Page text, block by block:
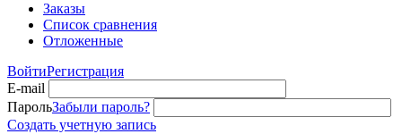
Заказы
Список сравнения
Отложенные
ВойтиРегистрация
E-mail
ПарольЗабыли пароль?
Создать учетную запись